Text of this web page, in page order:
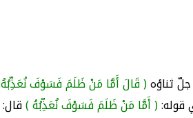
ثناؤه( قَالَ أَمَّا مَنْ ظَلَمَ فَسَوْفَ
قوله:( أَمَّا مَنْ ظَلَمَ فَسَوْفَ نُعَذِّبُهُ )